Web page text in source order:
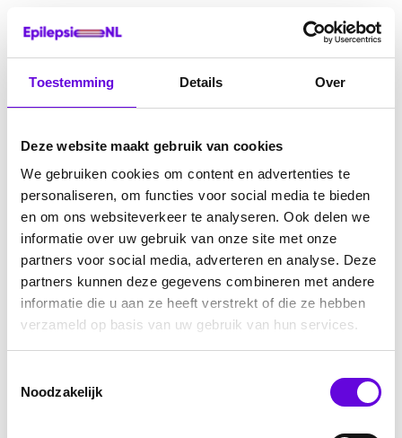
Toestemming Details Over
Deze website maakt gebruik van cookies
We gebruiken cookies om content en advertenties te
personaliseren, om functies voor social media te bieden
en om ons websiteverkeer te analyseren. Ook delen we
informatie over uw gebruik van onze site met onze
partners voor social media, adverteren en analyse. Deze
partners kunnen deze gegevens combineren met andere
informatie die u aan ze heeft verstrekt of die ze hebben
verzameld op basis van uw gebruik van hun services.
Noodzakelijk